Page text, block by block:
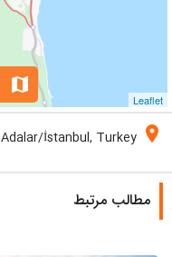
Leaflet
map
location_on
Adalar/İstanbul, Turkey
مطالب مرتبط